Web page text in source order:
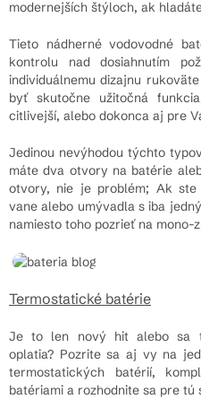
modernejších štýloch, ak
Tieto nádherné vodovodné
kontrolu nad dosiahnutím
individuálnemu dizajnu
byť skutočne užitočná
citlivejší, alebo dokonca aj pre
Jedinou nevýhodou týchto
máte dva otvory na batérie
otvory, nie je problém; Ak
vane alebo umývadla s iba
namiesto toho pozrieť na mono-
Termostatické batérie
Je to len nový hit alebo sa
oplatia? Pozrite sa aj vy na
termostatických batérií,
batériami a rozhodnite sa pre tú